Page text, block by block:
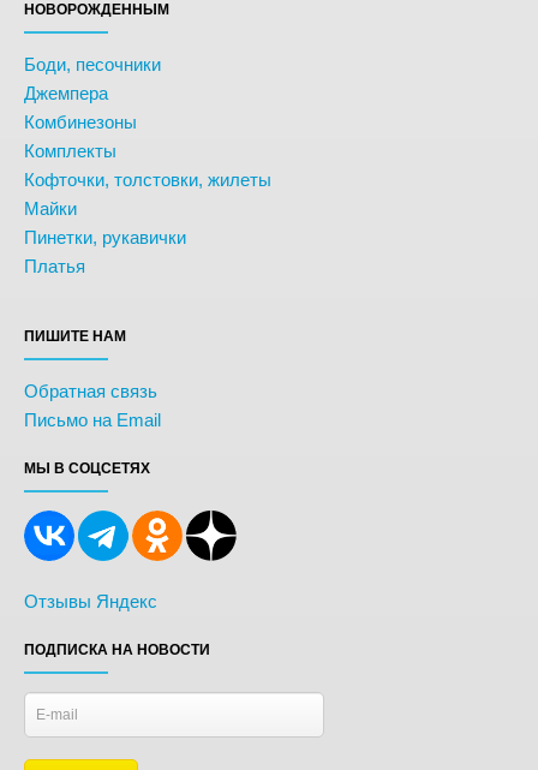
НОВОРОЖДЕННЫМ
Боди, песочники
Джемпера
Комбинезоны
Комплекты
Кофточки, толстовки, жилеты
Майки
Пинетки, рукавички
Платья
ПИШИТЕ НАМ
Обратная связь
Письмо на Email
МЫ В СОЦСЕТЯХ
Отзывы Яндекс
ПОДПИСКА НА НОВОСТИ